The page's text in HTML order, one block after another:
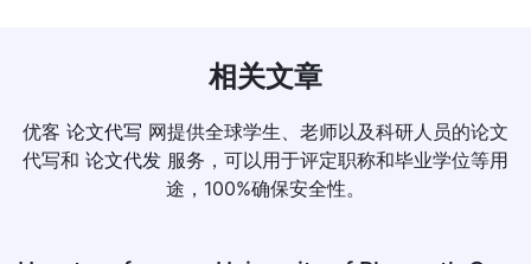
相关文章
优客 论文代写 网提供全球学生、老师以及科研人员的论文
代写和 论文代发 服务，可以用于评定职称和毕业学位等用
途，100%确保安全性。